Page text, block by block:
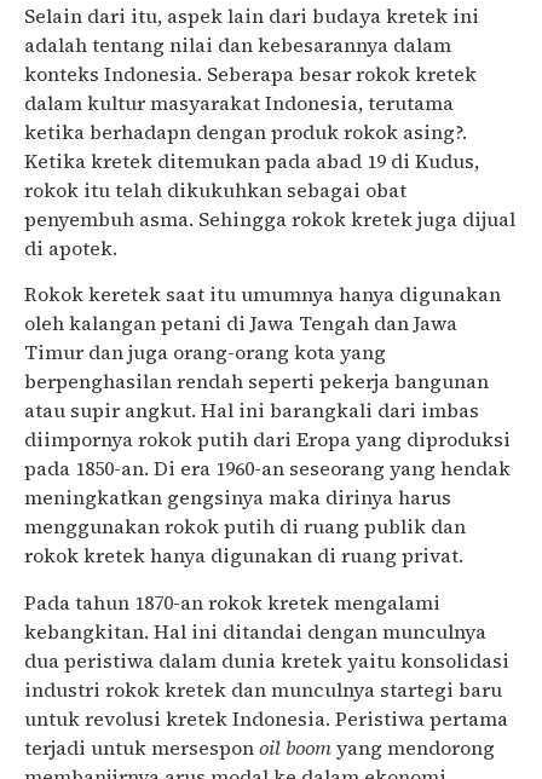
Selain dari itu, aspek lain dari budaya kretek ini
adalah tentang nilai dan kebesarannya dalam
konteks Indonesia. Seberapa besar rokok kretek
dalam kultur masyarakat Indonesia, terutama
ketika berhadapn dengan produk rokok asing?.
Ketika kretek ditemukan pada abad 19 di Kudus,
rokok itu telah dikukuhkan sebagai obat
penyembuh asma. Sehingga rokok kretek juga dijual
di apotek.
Rokok keretek saat itu umumnya hanya digunakan
oleh kalangan petani di Jawa Tengah dan Jawa
Timur dan juga orang-orang kota yang
berpenghasilan rendah seperti pekerja bangunan
atau supir angkut. Hal ini barangkali dari imbas
diimpornya rokok putih dari Eropa yang diproduksi
pada 1850-an. Di era 1960-an seseorang yang hendak
meningkatkan gengsinya maka dirinya harus
menggunakan rokok putih di ruang publik dan
rokok kretek hanya digunakan di ruang privat.
Pada tahun 1870-an rokok kretek mengalami
kebangkitan. Hal ini ditandai dengan munculnya
dua peristiwa dalam dunia kretek yaitu konsolidasi
industri rokok kretek dan munculnya startegi baru
untuk revolusi kretek Indonesia. Peristiwa pertama
terjadi untuk mersesponoil boomyang mendorong